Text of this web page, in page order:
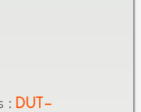
: DUT –